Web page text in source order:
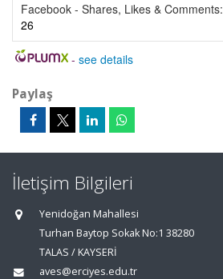
Facebook - Shares, Likes & Comments:
26
- see details
Paylaş
İletişim Bilgileri
Yenidoğan Mahallesi
Turhan Baytop Sokak No:1 38280
TALAS / KAYSERİ
aves@erciyes.edu.tr